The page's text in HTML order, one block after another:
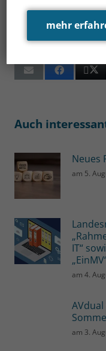
PM/WM
Auch
Neues
am 5.
IT“
am4.
am 3.
mehr